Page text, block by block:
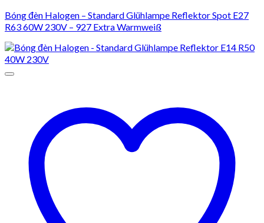
Bóng đèn Halogen – Standard Glühlampe Reflektor Spot E27
R63 60W 230V – 927 Extra Warmweiß